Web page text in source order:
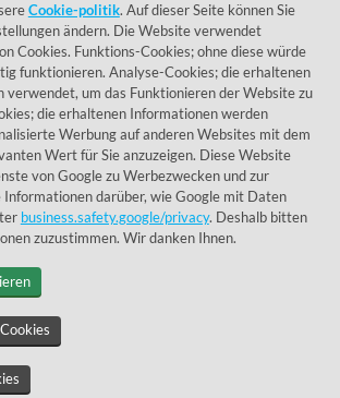
© 1955 - 2026 Lumidora
Cookie-politik. Auf dieser Seite können Sie
ändern. Die Website verwendet
Cookies. Funktions-Cookies; ohne diese würde
funktionieren. Analyse-Cookies; die erhaltenen
verwendet, um das Funktionieren der Website zu
die erhaltenen Informationen werden
Werbung auf anderen Websites mit dem
Wert für Sie anzuzeigen. Diese Website
von Google zu Werbezwecken und zur
darüber, wie Google mit Daten
business.safety.google/privacy. Deshalb bitten
zuzustimmen. Wir danken Ihnen.